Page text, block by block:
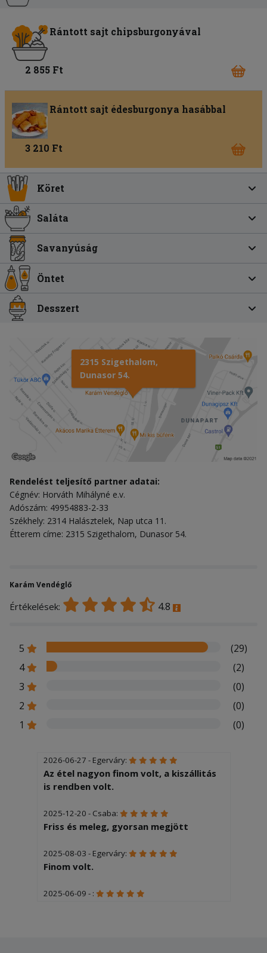
Rántott sajt chipsburgonyával
2 855 Ft
Rántott sajt édesburgonya hasábbal
3 210 Ft
Köret
Saláta
Savanyúság
Öntet
Desszert
2315 Szigethalom,
Dunasor 54.
Rendelést teljesítő partner adatai:
Cégnév: Horváth Mihályné e.v.
Adószám: 49954883-2-33
Székhely: 2314 Halásztelek, Nap utca 11.
Étterem címe: 2315 Szigethalom, Dunasor 54.
Karám Vendéglő
Értékelések: 4.8
5
(29)
4
(2)
3
(0)
2
(0)
1
(0)
2026-06-27 - Egerváry:
Az étel nagyon finom volt, a kiszállitás
is rendben volt.
2025-12-20 - Csaba:
Friss és meleg, gyorsan megjött
2025-08-03 - Egerváry:
Finom volt.
2025-06-09 - :